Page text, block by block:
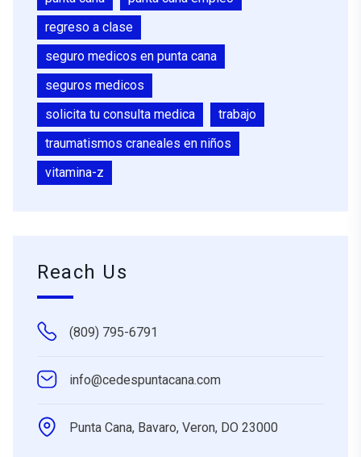
regreso a clase
seguro medicos en punta cana
seguros medicos
solicita tu consulta medica
trabajo
traumatismos craneales en niños
vitamina-z
Reach Us
(809) 795-6791
info@cedespuntacana.com
Punta Cana, Bavaro, Veron, DO 23000